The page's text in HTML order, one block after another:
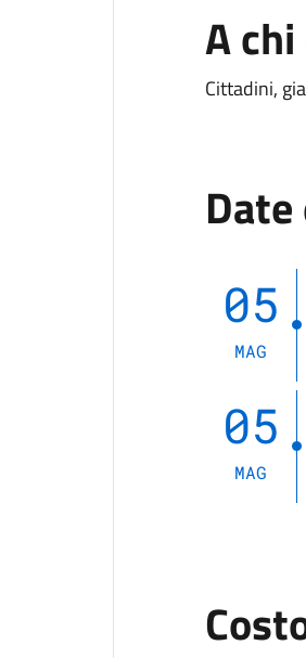
A
Cittadini,
05
MAG
05
MAG